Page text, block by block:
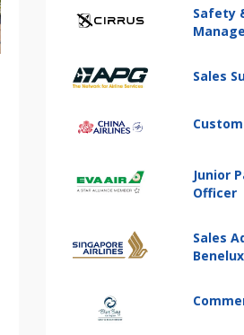
Safety
Sales
Junior
Officer
Sales
Benelux